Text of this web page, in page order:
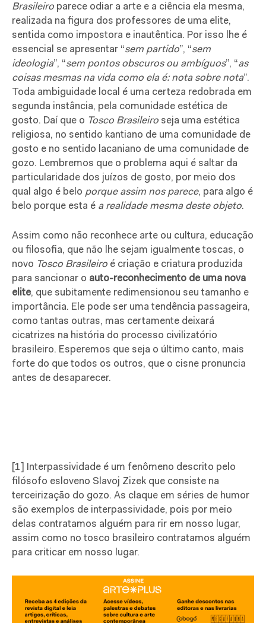
Brasileiro parece odiar a arte e a ciência ela mesma,
realizada na figura dos professores de uma elite,
sentida como impostora e inautêntica. Por isso lhe é
essencial se apresentar “sem partido”, “sem
ideologia”, “sem pontos obscuros ou ambíguos”, “as
coisas mesmas na vida como ela é: nota sobre nota”.
Toda ambiguidade local é uma certeza redobrada em
segunda instância, pela comunidade estética de
gosto. Daí que o Tosco Brasileiro seja uma estética
religiosa, no sentido kantiano de uma comunidade de
gosto e no sentido lacaniano de uma comunidade de
gozo. Lembremos que o problema aqui é saltar da
particularidade dos juízos de gosto, por meio dos
qual algo é belo porque assim nos parece, para algo é
belo porque esta é a realidade mesma deste objeto.
Assim como não reconhece arte ou cultura, educação
ou filosofia, que não lhe sejam igualmente toscas, o
novo Tosco Brasileiro é criação e criatura produzida
para sancionar o auto-reconhecimento de uma nova
elite, que subitamente redimensionou seu tamanho e
importância. Ele pode ser uma tendência passageira,
como tantas outras, mas certamente deixará
cicatrizes na história do processo civilizatório
brasileiro. Esperemos que seja o último canto, mais
forte do que todos os outros, que o cisne pronuncia
antes de desaparecer.
[1] Interpassividade é um fenômeno descrito pelo
filósofo esloveno Slavoj Zizek que consiste na
terceirização do gozo. As claque em séries de humor
são exemplos de interpassividade, pois por meio
delas contratamos alguém para rir em nosso lugar,
assim como no tosco brasileiro contratamos alguém
para criticar em nosso lugar.